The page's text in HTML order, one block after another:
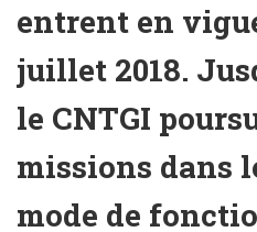
entrent en
juillet 2018.
le CNTGI
missions dans
mode de